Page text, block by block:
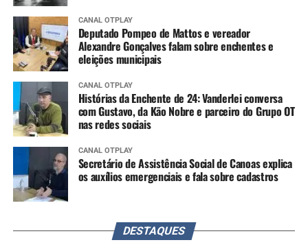
CANAL OTPLAY
Deputado Pompeo de Mattos e vereador
Alexandre Gonçalves falam sobre enchentes e
eleições municipais
CANAL OTPLAY
Histórias da Enchente de 24: Vanderlei conversa
com Gustavo, da Kão Nobre e parceiro do Grupo OT
nas redes sociais
CANAL OTPLAY
Secretário de Assistência Social de Canoas explica
os auxílios emergenciais e fala sobre cadastros
DESTAQUES